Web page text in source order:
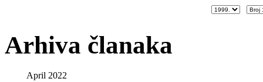
Arhiva članaka
April 2022